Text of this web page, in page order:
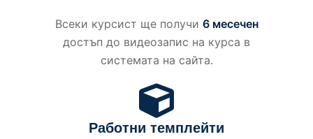
Всеки курсист ще получи 6 месечен
достъп до видеозапис на курса в
системата на сайта.
Работни темплейти